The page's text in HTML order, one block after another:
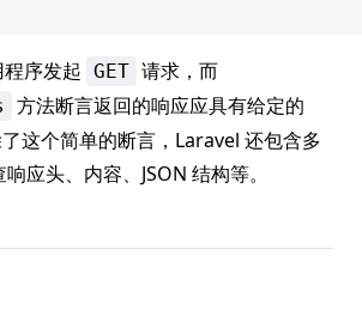
序发起 GET 请求，而
方法断言返回的响应应具有给定的
这个简单的断言，Laravel 还包含多
应头、内容、JSON 结构等。